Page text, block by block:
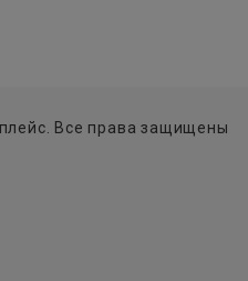
Все права защищены